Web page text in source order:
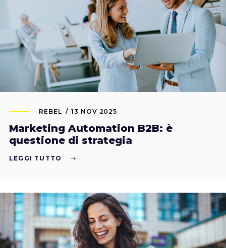
REBEL 13 NOV 2025
Marketing Automation B2B: è
questione di strategia
LEGGI TUTTO